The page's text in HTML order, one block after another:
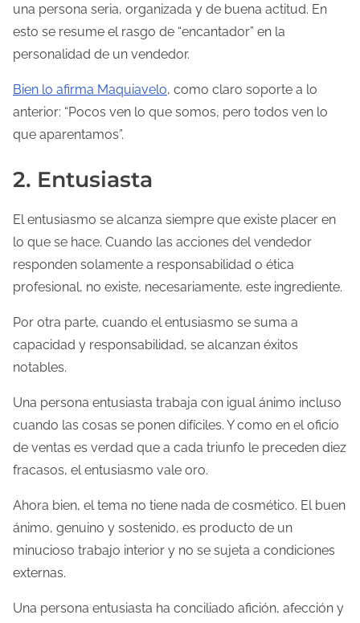
una persona seria, organizada y de buena actitud. En
esto se resume el rasgo de “encantador” en la
personalidad de un vendedor.
Bien lo afirma Maquiavelo, como claro soporte a lo
anterior: “Pocos ven lo que somos, pero todos ven lo
que aparentamos”.
2. Entusiasta
El entusiasmo se alcanza siempre que existe placer en
lo que se hace. Cuando las acciones del vendedor
responden solamente a responsabilidad o ética
profesional, no existe, necesariamente, este ingrediente.
Por otra parte, cuando el entusiasmo se suma a
capacidad y responsabilidad, se alcanzan éxitos
notables.
Una persona entusiasta trabaja con igual ánimo incluso
cuando las cosas se ponen difíciles. Y como en el oficio
de ventas es verdad que a cada triunfo le preceden diez
fracasos, el entusiasmo vale oro.
Ahora bien, el tema no tiene nada de cosmético. El buen
ánimo, genuino y sostenido, es producto de un
minucioso trabajo interior y no se sujeta a condiciones
externas.
Una persona entusiasta ha conciliado afición, afección y